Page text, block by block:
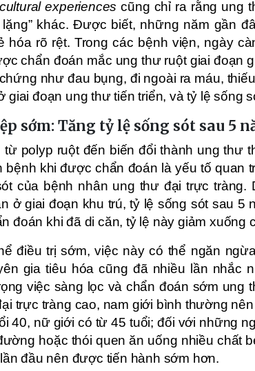
experiences cũng chỉ ra rằng ung
lặng” khác. Được biết, những năm gần
hóa rõ rệt. Trong các bệnh viện, ngày
chẩn đoán mắc ung thư ruột giai đoạn
như đau bụng, đi ngoài ra máu,
giai đoạn ung thư tiến triển, và tỷ lệ sống
sớm: Tăng tỷ lệ sống sót sau 5
từ polyp ruột đến biến đổi thành ung thư
bệnh khi được chẩn đoán là yếu tố quan
của bệnh nhân ung thư đại trực tràng.
ở giai đoạn khu trú, tỷ lệ sống sót sau 5
đoán khi đã di căn, tỷ lệ này giảm xuống
điều trị sớm, việc này có thể ngăn
gia tiêu hóa cũng đã nhiều lần nhắc
việc sàng lọc và chẩn đoán sớm ung
trực tràng cao, nam giới bình thường
40, nữ giới có từ 45 tuổi; đối với những
hoặc thói quen ăn uống nhiều chất
đầu nên được tiến hành sớm hơn.